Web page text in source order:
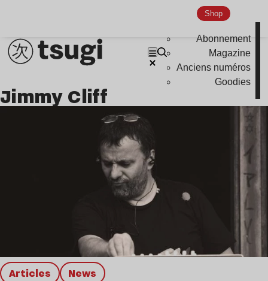
Shop
Abonnement
Magazine
Anciens numéros
Goodies
Jimmy Cliff
Articles news